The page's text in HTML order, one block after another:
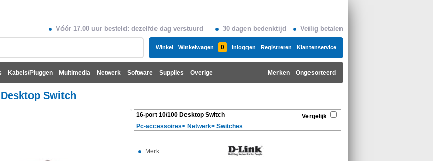
Vóór 17.00 uur besteld: dezelfde dag verstuurd 30 dagen bedenktijd Veilig betalen
Winkel Winkelwagen 0 Inloggen Registreren Klantenservice
Kabels/Pluggen Multimedia Netwerk Software Supplies Overige Ongesorteerd
Merken
Switch
16-port 10/100 Desktop Switch
Vergelijk
Pc-accessoires> Netwerk> Switches
Merk: